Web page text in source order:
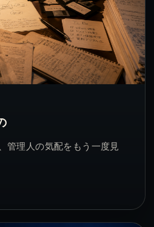
管理人の気配をもう一度見